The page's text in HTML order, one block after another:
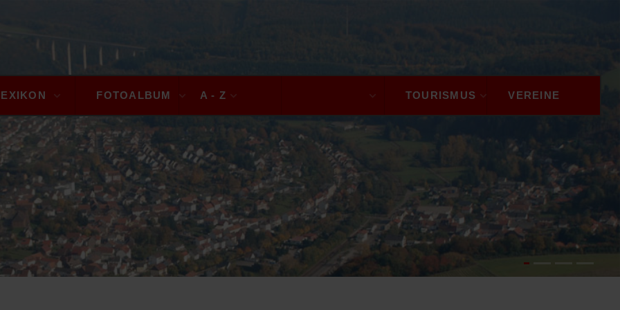
FOTOALBUM A - Z TOURISMUS VEREINE